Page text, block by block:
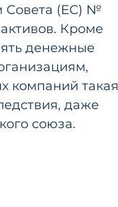
Совета (ЕС) №
Кроме
денежные
компаний такая
даже
союза.